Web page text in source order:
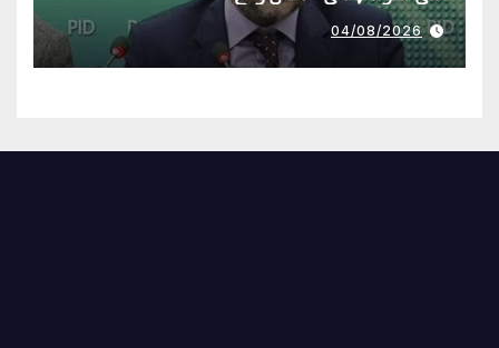
04/08/2026